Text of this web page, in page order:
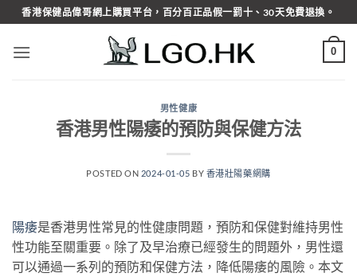
Skip
to
content
香港保健品偉哥網上購買平台，百分百正品假一罰十、30天免費退換。
0
男性健康
香港男性陽痿的預防與保健方法
POSTED ON 2024-01-05 BY 香港壯陽藥網購
陽痿是香港男性常見的性健康問題，預防和保健對維持男性
性功能至關重要。除了及早治療已經發生的問題外，男性還
可以通過一系列的預防和保健方法，降低陽痿的風險。本文